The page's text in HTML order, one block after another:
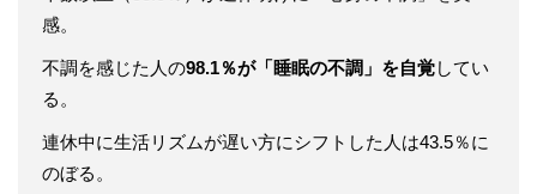
感。
不調を感じた人の98.1％が「睡眠の不調」を自覚してい
る。
連休中に生活リズムが遅い方にシフトした人は43.5％に
のぼる。